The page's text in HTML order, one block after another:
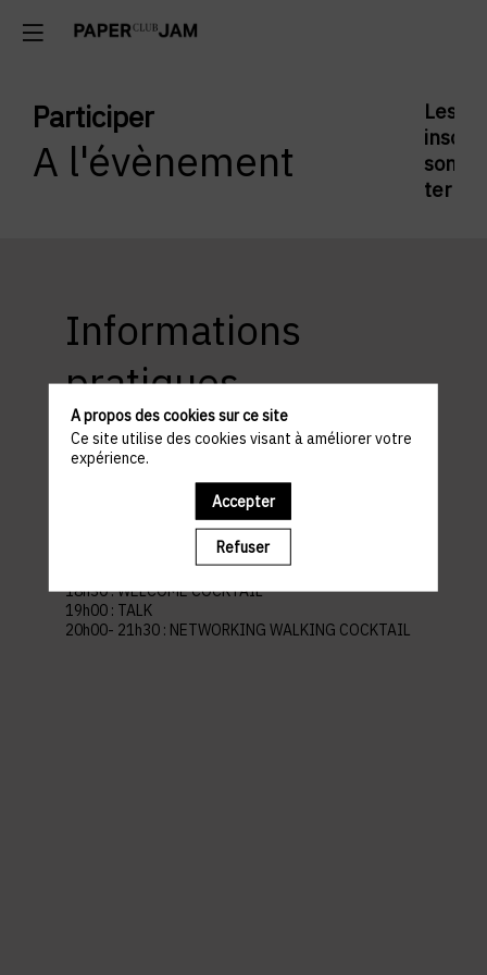
Participer
A l'évènement
Les
sont
Informations
pratiques
ACCÈS ET STATIONNEMENT
Lieu : Casino Luxembourg
Parking recommandé : Knuedler
18h30 : WELCOME COCKTAIL
19h00 : TALK
20h00- 21h30 : NETWORKING WALKING COCKTAIL
A propos des cookies sur ce site
Ce site utilise des cookies visant à améliorer votre
expérience.
Accepter
Refuser